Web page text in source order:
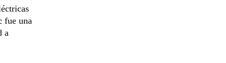
fue una
a